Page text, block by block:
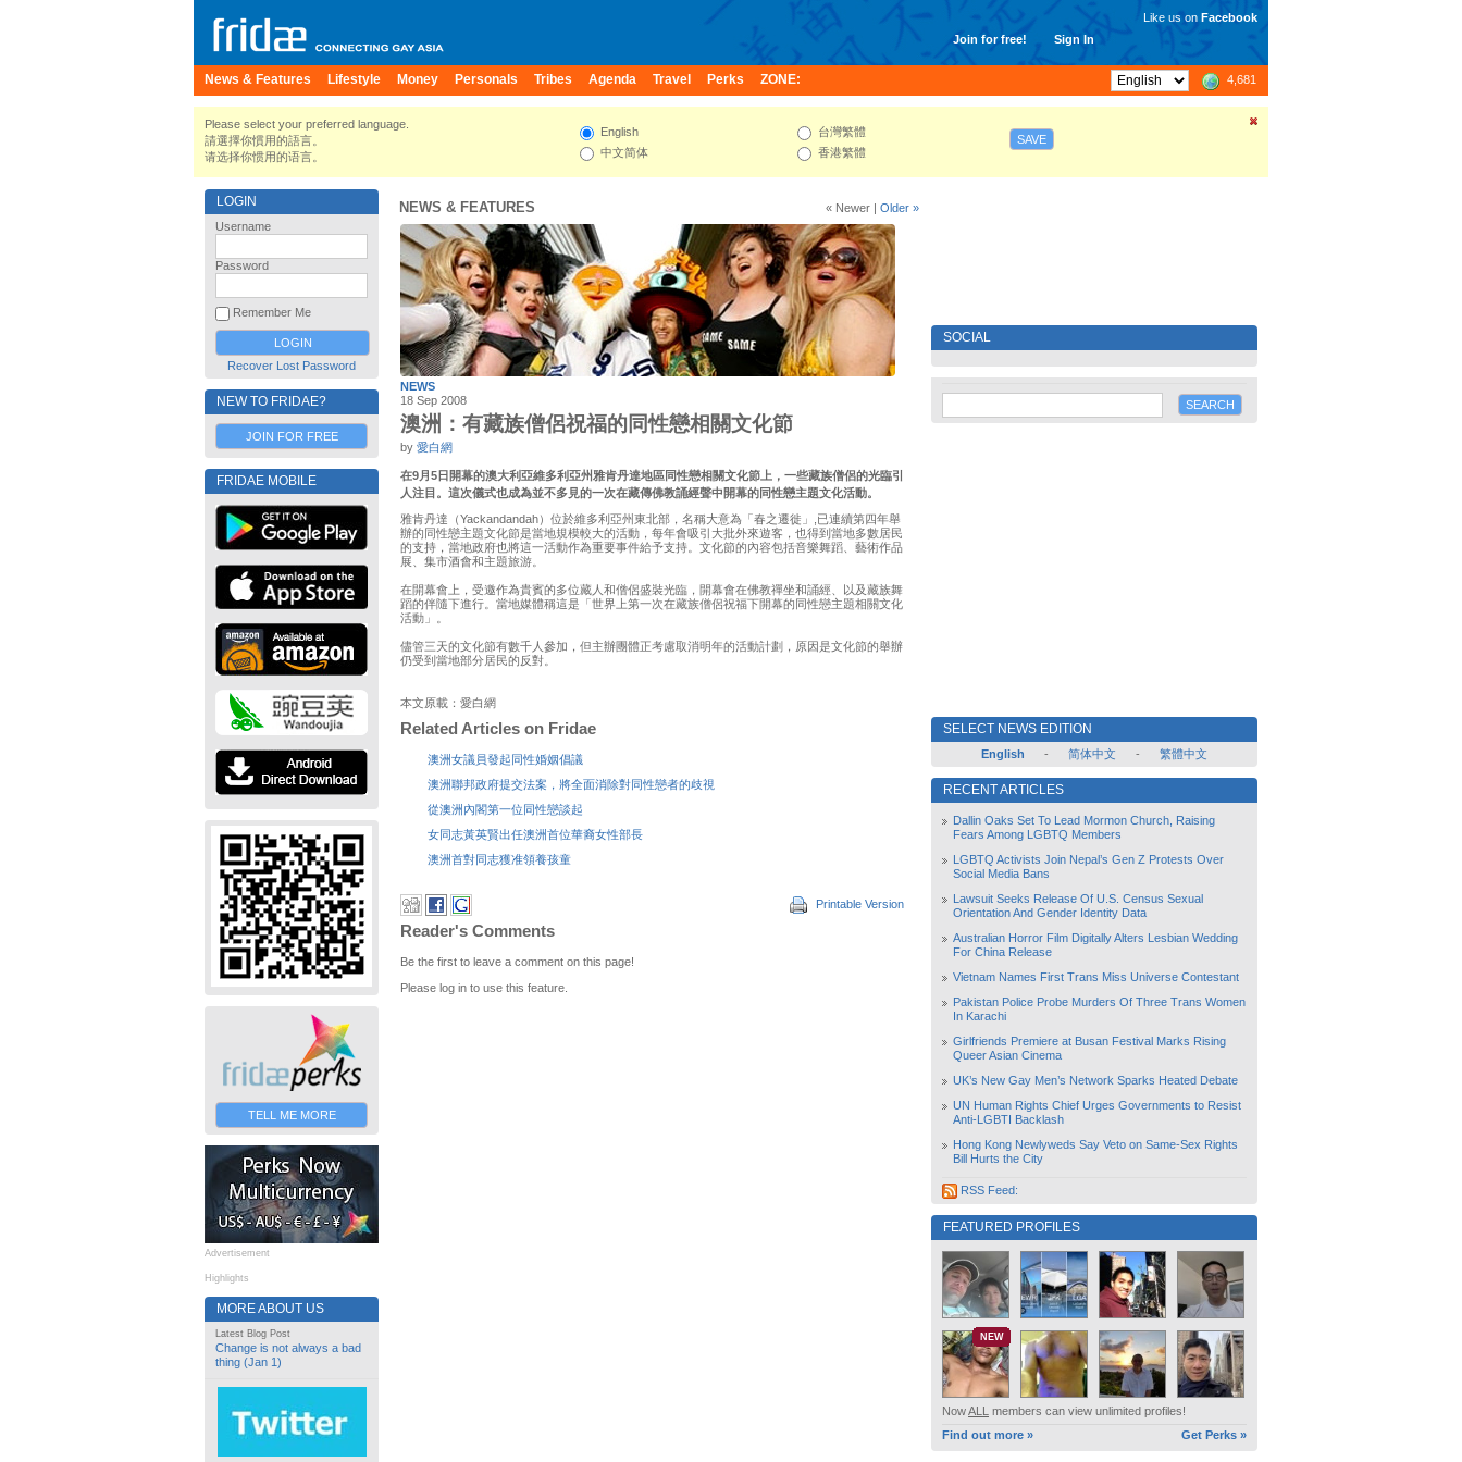
Join for free! Sign In
Like us on Facebook
News & Features Lifestyle Money Personals Tribes Agenda Travel Perks ZONE: 4,681
Please select your preferred language.
請選擇你慣用的語言。
请选择你惯用的语言。
English
中文简体
台灣繁體
香港繁體
SAVE
LOGIN
Username
Password
Remember Me
Recover Lost Password
NEW TO FRIDAE?
JOIN FOR FREE
FRIDAE MOBILE
TELL ME MORE
Advertisement
Highlights
MORE ABOUT US
Latest Blog Post
Change is not always a bad
thing (Jan 1)
NEWS & FEATURES « Newer | Older »
NEWS
18 Sep 2008
澳洲：有藏族僧侶祝福的同性戀相關文化節
by 愛白網
在9月5日開幕的澳大利亞維多利亞州雅肯丹達地區同性戀相關文化節上，一些藏族僧侶的光臨引
人注目。這次儀式也成為並不多見的一次在藏傳佛教誦經聲中開幕的同性戀主題文化活動。
雅肯丹達（Yackandandah）位於維多利亞州東北部，名稱大意為「春之遷徙」,已連續第四年舉
辦的同性戀主題文化節是當地規模較大的活動，每年會吸引大批外來遊客，也得到當地多數居民
的支持，當地政府也將這一活動作為重要事件給予支持。文化節的內容包括音樂舞蹈、藝術作品
展、集市酒會和主題旅游。
在開幕會上，受邀作為貴賓的多位藏人和僧侶盛裝光臨，開幕會在佛教禪坐和誦經、以及藏族舞
蹈的伴隨下進行。當地媒體稱這是「世界上第一次在藏族僧侶祝福下開幕的同性戀主題相關文化
活動」。
儘管三天的文化節有數千人參加，但主辦團體正考慮取消明年的活動計劃，原因是文化節的舉辦
仍受到當地部分居民的反對。
本文原載：愛白網
Related Articles on Fridae
澳洲女議員發起同性婚姻倡議
澳洲聯邦政府提交法案，將全面消除對同性戀者的歧視
從澳洲內閣第一位同性戀談起
女同志黃英賢出任澳洲首位華裔女性部長
澳洲首對同志獲准領養孩童
Printable Version
Reader's Comments
Be the first to leave a comment on this page!
Please log in to use this feature.
SOCIAL
SELECT NEWS EDITION
English - 简体中文 - 繁體中文
RECENT ARTICLES
Dallin Oaks Set To Lead Mormon Church, Raising
Fears Among LGBTQ Members
LGBTQ Activists Join Nepal’s Gen Z Protests Over
Social Media Bans
Lawsuit Seeks Release Of U.S. Census Sexual
Orientation And Gender Identity Data
Australian Horror Film Digitally Alters Lesbian Wedding
For China Release
Vietnam Names First Trans Miss Universe Contestant
Pakistan Police Probe Murders Of Three Trans Women
In Karachi
Girlfriends Premiere at Busan Festival Marks Rising
Queer Asian Cinema
UK’s New Gay Men’s Network Sparks Heated Debate
UN Human Rights Chief Urges Governments to Resist
Anti-LGBTI Backlash
Hong Kong Newlyweds Say Veto on Same-Sex Rights
Bill Hurts the City
RSS Feed:
FEATURED PROFILES
NEW
NowALL members can view unlimited profiles!
Find out more »
Get Perks »